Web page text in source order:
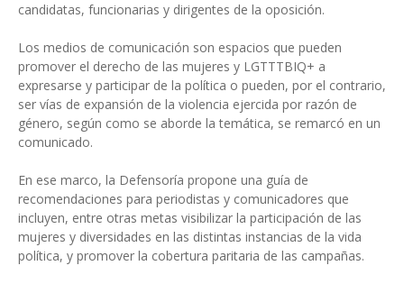
candidatas, funcionarias y dirigentes de la oposición.
Los medios de comunicación son espacios que pueden
promover el derecho de las mujeres y LGTTTBIQ+ a
expresarse y participar de la política o pueden, por el contrario,
ser vías de expansión de la violencia ejercida por razón de
género, según como se aborde la temática, se remarcó en un
comunicado.
En ese marco, la Defensoría propone una guía de
recomendaciones para periodistas y comunicadores que
incluyen, entre otras metas visibilizar la participación de las
mujeres y diversidades en las distintas instancias de la vida
política, y promover la cobertura paritaria de las campañas.